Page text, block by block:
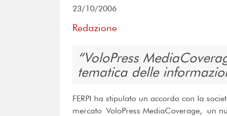
23/10/2006
Redazione
VoloPress
tematica delle
FERPI ha stipulato un accordo con la
mercato VoloPress MediaCoverage, un